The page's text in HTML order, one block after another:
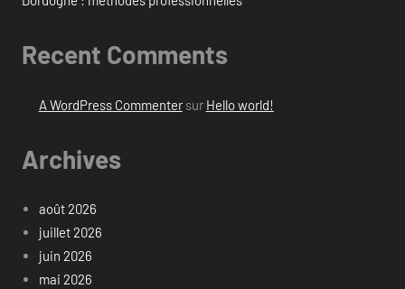
Recent Comments
A WordPress Commentersur Hello world!
Archives
août 2026
juillet 2026
juin 2026
mai 2026